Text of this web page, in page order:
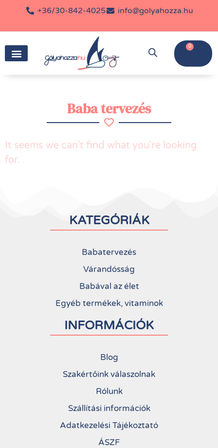
+36/30-842-4025 info@golyahozza.hu
0
Baba tervezés
It seems we can't find what you're looking
for.
KATEGÓRIÁK
Babatervezés
Várandósság
Babával az élet
Egyéb termékek, vitaminok
INFORMÁCIÓK
Blog
Szakértőink válaszolnak
Rólunk
Szállítási információk
Adatkezelési Tájékoztató
ÁSZF